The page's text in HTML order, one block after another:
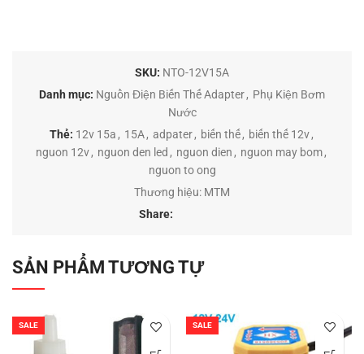
SKU: NTO-12V15A
Danh mục: Nguồn Điện Biến Thế Adapter, Phụ Kiện Bơm
Nước
Thẻ: 12v 15a , 15A , adpater , biến thế , biến thế 12v ,
nguon 12v, nguon den led , nguon dien , nguon may bom,
nguon to ong
Thương hiệu: MTM
Share:
SẢN PHẨM TƯƠNG TỰ
SALE SALE